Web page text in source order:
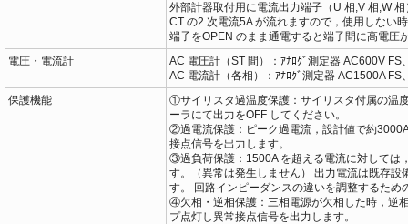
外部計器取付用に電流出力端子（U 相,V 相,W
CT の2 次電流5A が流れますので，使用しない
端子をOPEN のまま通電すると端子間に高電圧
電圧・電流計
AC 電圧計（ST 間）：ｱﾅﾛｸﾞ測定器 AC600V FS
AC 電流計（各相）：ｱﾅﾛｸﾞ測定器 AC1500A FS
保護機能
①サイリスタ過温度保護：サイリスタ付属の温
ーラにて出力をOFF してください。
②過電流保護：ピーク過電流，設計値で約
接点信号を出力します。
③過負荷保護：1500A を超える電流に対しては
す。（異常は発生しません） 出力電流は既存設
す。 回路インピーダンスの違いを調整するため
④欠相・逆相保護：三相電源が欠相した時，逆
プ点灯し異常接点信号を出力します。